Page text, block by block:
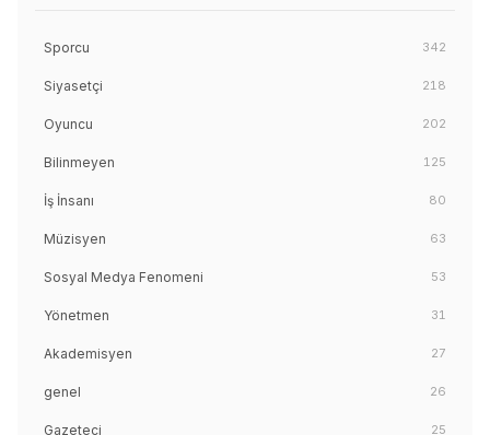
Sporcu 342
Siyasetçi 218
Oyuncu 202
Bilinmeyen 125
İş İnsanı 80
Müzisyen 63
Sosyal Medya Fenomeni 53
Yönetmen 31
Akademisyen 27
genel 26
Gazeteci 25